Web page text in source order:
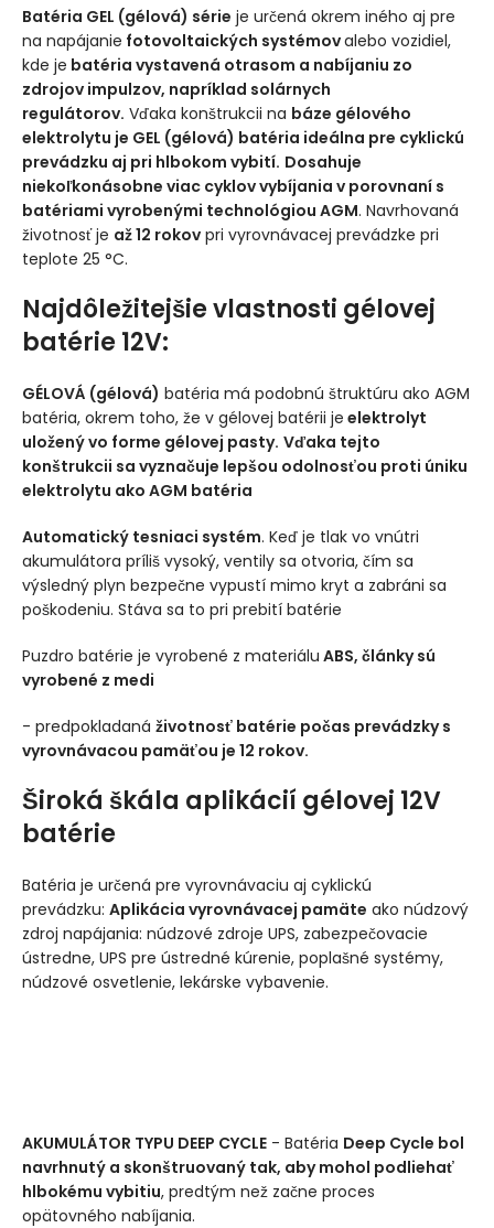
Batéria GEL (gélová) série je určená okrem iného aj pre
na napájanie fotovoltaických systémovalebo vozidiel,
kde je batéria vystavená otrasom a nabíjaniu zo
zdrojov impulzov, napríklad solárnych
regulátorov. Vďaka konštrukcii na báze gélového
elektrolytu je GEL (gélová) batéria ideálna pre cyklickú
prevádzku aj pri hlbokom vybití. Dosahuje
niekoľkonásobne viac cyklov vybíjania v porovnaní s
batériami vyrobenými technológiou AGM. Navrhovaná
životnosť je až 12 rokov pri vyrovnávacej prevádzke pri
teplote 25 °C.
Najdôležitejšie vlastnosti gélovej
batérie 12V:
GÉLOVÁ (gélová) batéria má podobnú štruktúru ako AGM
batéria, okrem toho, že v gélovej batérii je elektrolyt
uložený vo forme gélovej pasty. Vďaka tejto
konštrukcii sa vyznačuje lepšou odolnosťou proti úniku
elektrolytu ako AGM batéria
Automatický tesniaci systém. Keď je tlak vo vnútri
akumulátora príliš vysoký, ventily sa otvoria, čím sa
výsledný plyn bezpečne vypustí mimo kryt a zabráni sa
poškodeniu. Stáva sa to pri prebití batérie
Puzdro batérie je vyrobené z materiálu ABS, články sú
vyrobené z medi
- predpokladaná životnosť batérie počas prevádzky s
vyrovnávacou pamäťou je 12 rokov.
Široká škála aplikácií gélovej 12V
batérie
Batéria je určená pre vyrovnávaciu aj cyklickú
prevádzku: Aplikácia vyrovnávacej pamäte ako núdzový
zdroj napájania: núdzové zdroje UPS, zabezpečovacie
ústredne, UPS pre ústredné kúrenie, poplašné systémy,
núdzové osvetlenie, lekárske vybavenie.
AKUMULÁTOR TYPU DEEP CYCLE - Batéria Deep Cycle bol
navrhnutý a skonštruovaný tak, aby mohol podliehať
hlbokému vybitiu, predtým než začne proces
opätovného nabíjania.